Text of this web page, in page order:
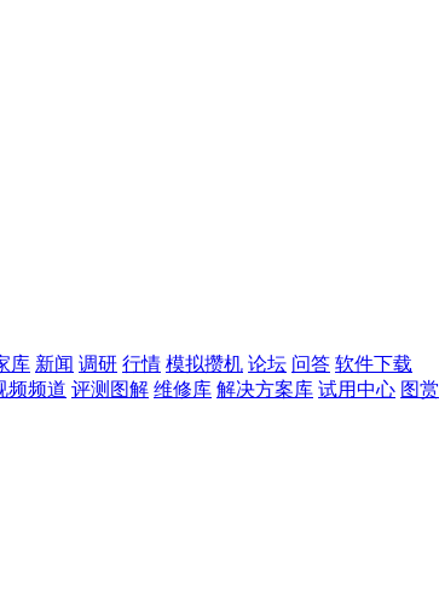
库 新闻 调研 行情 模拟攒机 论坛 问答 软件下载
频频道 评测图解 维修库 解决方案库 试用中心 图赏